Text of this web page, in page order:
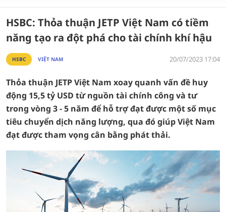
HSBC: Thỏa thuận JETP Việt Nam có tiềm
năng tạo ra đột phá cho tài chính khí hậu
HSBC VIỆT NAM 20/07/2023 17:04
Thỏa thuận JETP Việt Nam xoay quanh vấn đề huy
động 15,5 tỷ USD từ nguồn tài chính công và tư
trong vòng 3 - 5 năm để hỗ trợ đạt được một số mục
tiêu chuyển dịch năng lượng, qua đó giúp Việt Nam
đạt được tham vọng cân bằng phát thải.